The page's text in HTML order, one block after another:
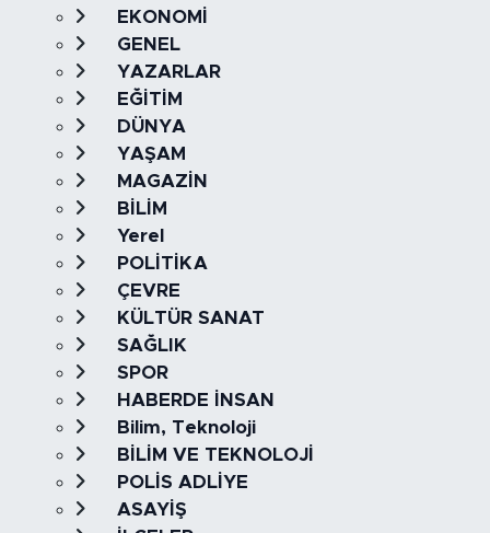
EKONOMİ
GENEL
YAZARLAR
EĞİTİM
DÜNYA
YAŞAM
MAGAZİN
BİLİM
Yerel
POLİTİKA
ÇEVRE
KÜLTÜR SANAT
SAĞLIK
SPOR
HABERDE İNSAN
Bilim, Teknoloji
BİLİM VE TEKNOLOJİ
POLİS ADLİYE
ASAYİŞ